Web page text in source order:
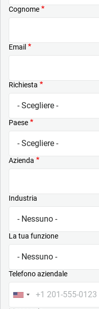
Cognome
Email
Richiesta
Paese
Azienda
Industria
La tua funzione
Telefono aziendale